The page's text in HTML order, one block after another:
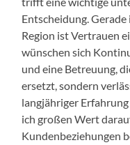
Entscheidung.
Region ist Vertrauen
wünschen sich
und eine Betreuung,
ersetzt, sondern
langjähriger
ich großen Wert
Kundenbeziehungen